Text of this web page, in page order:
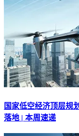
国家低空经济顶层规
落地 | 本周速递